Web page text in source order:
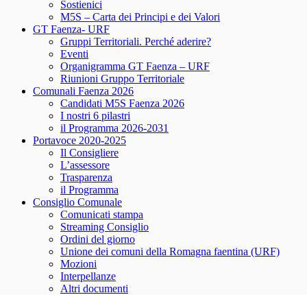
Sostienici
M5S – Carta dei Principi e dei Valori
GT Faenza- URF
Gruppi Territoriali. Perché aderire?
Eventi
Organigramma GT Faenza – URF
Riunioni Gruppo Territoriale
Comunali Faenza 2026
Candidati M5S Faenza 2026
I nostri 6 pilastri
il Programma 2026-2031
Portavoce 2020-2025
Il Consigliere
L’assessore
Trasparenza
il Programma
Consiglio Comunale
Comunicati stampa
Streaming Consiglio
Ordini del giorno
Unione dei comuni della Romagna faentina (URF)
Mozioni
Interpellanze
Altri documenti